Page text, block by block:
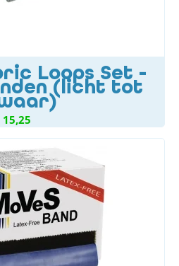
Loops Set -
(licht tot
15,25